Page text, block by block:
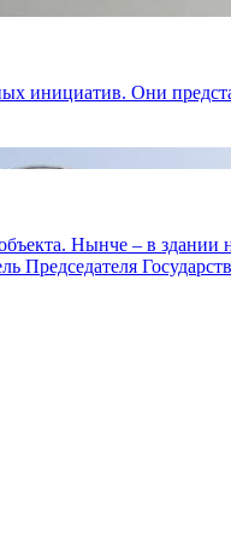
инициатив. Они
Нынче – в
Председателя